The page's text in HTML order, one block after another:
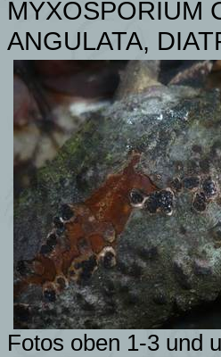
MYXOSPORIUM
ANGULATA,
Fotos oben 1-3 und